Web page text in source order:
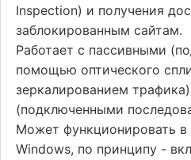
Inspection) и получения
заблокированным сайтам.
Работает с пассивными
помощью оптического
зеркалированием
(подключенными
Может функционировать в
Windows, по принципу -